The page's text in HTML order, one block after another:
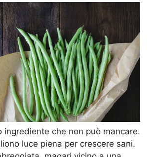
ingrediente che non può mancare.
luce piena per crescere sani.